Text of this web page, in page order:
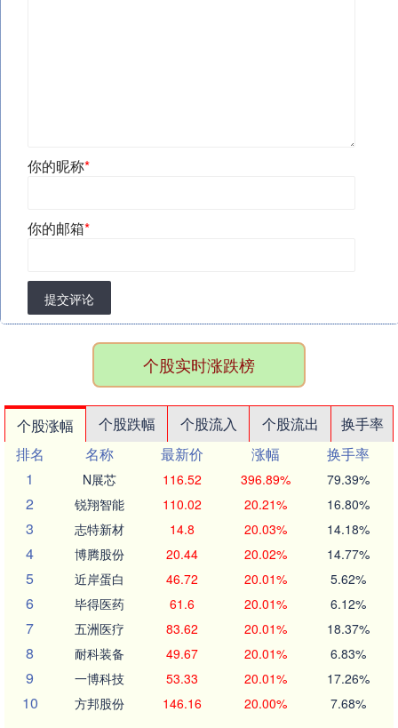
你的昵称*
你的邮箱*
提交评论
个股实时涨跌榜
个股涨幅 个股跌幅 个股流入 个股流出
换手率
排名
名称 最新价 涨幅
换手率
1
N展芯 116.52 396.89% 79.39%
2 锐翔智能 110.02 20.21% 16.80%
3 志特新材 14.8 20.03% 14.18%
4 博腾股份 20.44 20.02% 14.77%
5 近岸蛋白 46.72 20.01% 5.62%
6 毕得医药 61.6 20.01% 6.12%
7 五洲医疗 83.62 20.01% 18.37%
8 耐科装备 49.67 20.01% 6.83%
9 一博科技 53.33 20.01% 17.26%
10 方邦股份 146.16 20.00% 7.68%